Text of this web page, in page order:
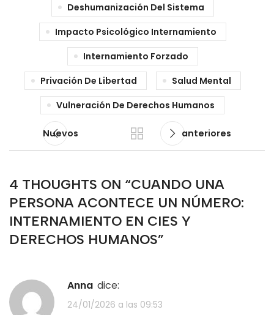
Deshumanización Del Sistema
Impacto Psicológico Internamiento
Internamiento Forzado
Privación De Libertad
Salud Mental
Vulneración De Derechos Humanos
Nuevos anteriores
4 THOUGHTS ON “CUANDO UNA
PERSONA ACONTECE UN NÚMERO:
INTERNAMIENTO EN CIES Y
DERECHOS HUMANOS”
Anna dice:
24/01/2026 a las 09:53